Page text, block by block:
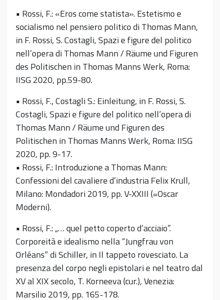
• Rossi, F.: «Eros come statista». Estetismo e
socialismo nel pensiero politico di Thomas Mann,
in F. Rossi, S. Costagli, Spazi e figure del politico
nell’opera di Thomas Mann / Räume und Figuren
des Politischen in Thomas Manns Werk, Roma:
IISG 2020, pp.59-80.
• Rossi, F., Costagli S.: Einleitung, in F. Rossi, S.
Costagli, Spazi e figure del politico nell’opera di
Thomas Mann / Räume und Figuren des
Politischen in Thomas Manns Werk, Roma: IISG
2020, pp. 9-17.
• Rossi, F.: Introduzione a Thomas Mann:
Confessioni del cavaliere d’industria Felix Krull,
Milano: Mondadori 2019, pp. V-XXIII (=Oscar
Moderni).
• Rossi, F.: „… quel petto coperto d’acciaio”.
Corporeità e idealismo nella “Jungfrau von
Orléans” di Schiller, in Il tappeto rovesciato. La
presenza del corpo negli epistolari e nel teatro dal
XV al XIX secolo, T. Korneeva (cur.), Venezia:
Marsilio 2019, pp. 165-178.